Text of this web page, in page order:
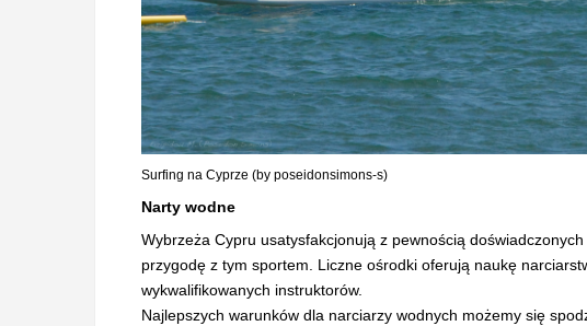
Surfing na Cyprze (by poseidonsimons-s)
Narty wodne
Wybrzeża Cypru usatysfakcjonują z pewnością
przygodę z tym sportem. Liczne ośrodki oferują naukę
wykwalifikowanych instruktorów.
Najlepszych warunków dla narciarzy wodnych możemy się